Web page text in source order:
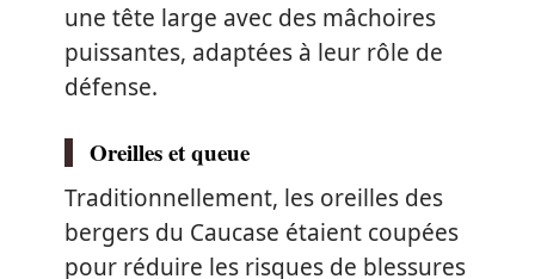
une tête large avec des mâchoires
puissantes, adaptées à leur rôle de
défense.
Oreilles et queue
Traditionnellement, les oreilles des
bergers du Caucase étaient coupées
pour réduire les risques de blessures